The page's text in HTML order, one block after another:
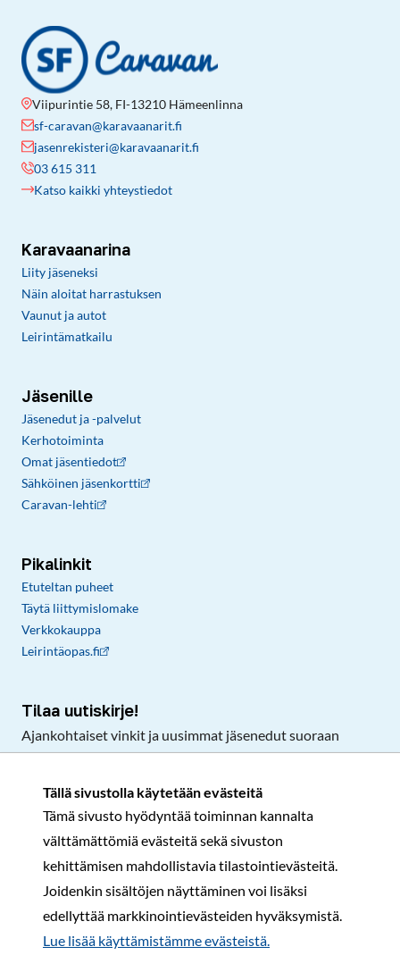
Tällä sivustolla käytetään evästeitä
Tämä sivusto hyödyntää toiminnan kannalta
välttämättömiä evästeitä sekä sivuston
kehittämisen mahdollistavia tilastointievästeitä.
Joidenkin sisältöjen näyttäminen voi lisäksi
edellyttää markkinointievästeiden hyväksymistä.
Lue lisää käyttämistämme evästeistä.​​​​​​
Viipurintie 58, FI-13210 Hämeenlinna
sf-caravan@karavaanarit.fi
jasenrekisteri@karavaanarit.fi
03 615 311
Katso kaikki yhteystiedot
Karavaanarina
Liity jäseneksi
Näin aloitat harrastuksen
Vaunut ja autot
Leirintämatkailu
Jäsenille
Jäsenedut ja -palvelut
Kerhotoiminta
Omat jäsentiedot
Sähköinen jäsenkortti
Caravan-lehti
Pikalinkit
Etuteltan puheet
Täytä liittymislomake
Verkkokauppa
Leirintäopas.fi
Tilaa uutiskirje!
Ajankohtaiset vinkit ja uusimmat jäsenedut suoraan
Rekisteri- ja tietosuojaselosteSopimusehdot